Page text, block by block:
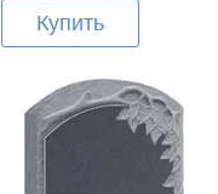
Купить